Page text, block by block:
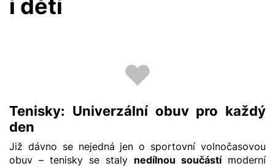
i děti
Tenisky: Univerzální obuv pro každý
den
Již dávno se nejedná jen o sportovní volnočasovou
obuv – tenisky se staly nedílnou součástímoderní